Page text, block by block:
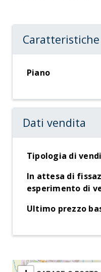
Caratteristiche
Piano
Dati vendita
Tipologia di
In attesa di
esperimento di
Ultimo prezzo